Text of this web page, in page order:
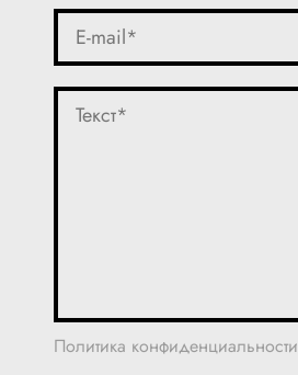
Политика конфиденциальности